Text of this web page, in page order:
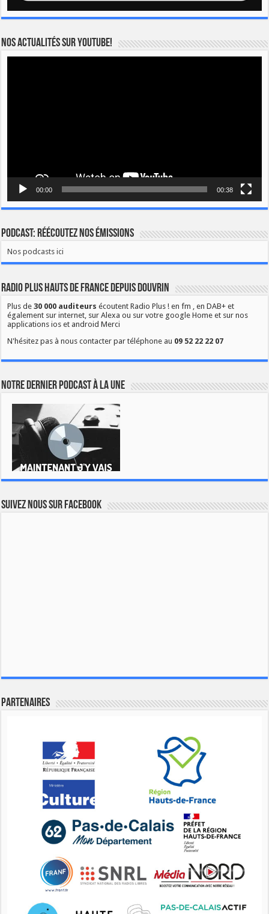
Nos actualités sur YOUTUBE!
00:00 00:38
Podcast: Réécoutez nos émissions
Nos podcasts ici
Radio Plus Hauts de France depuis Douvrin
Plus de30 000 auditeurs écoutent Radio Plus ! en fm , en DAB+ et
également sur internet, sur Alexa ou sur votre google Home et sur nos
applications ios et android Merci
N'hésitez pas à nous contacter par téléphone au 09 52 22 22 07
Notre dernier podcast à la une
Suivez nous sur Facebook
Partenaires